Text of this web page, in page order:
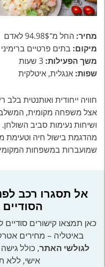
מחיר: החל מ־94.98$ לאדם
מיקום: בתים פרטיים ברימיני
משך הפעילות:
שפות: אנגלית, איטלקית
חוויה ייחודית ואותנטית בלב
אצל משפחה מקומית, המשלבת
ושיחות נעימות סביב
מהדגמת בישול חיה וטעימת
שמועברות במשפחות
אל תסגרו רכב
כאן תמצאו קישורים
באיטליה – מחירים
לגולשי האתר
אישי, ללא